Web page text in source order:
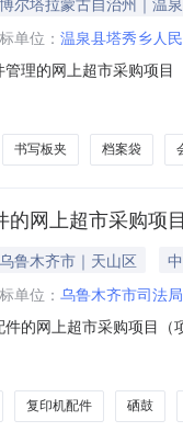
单位： 温泉县塔秀乡人
理的网上超市采购项
划名称:新疆维吾尔自
书写板夹 档案袋
网上超市采购项
鲁木齐市｜天山区
单位： 乌鲁木齐市司法局
的网上超市采购项目
本级报价起止时间:-二
复印机配件 硒鼓